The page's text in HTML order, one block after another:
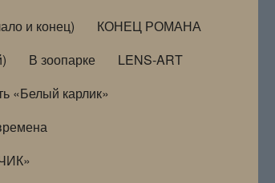
и конец)
КОНЕЦ РОМАНА
В зоопарке
LENS-ART
«Белый карлик»